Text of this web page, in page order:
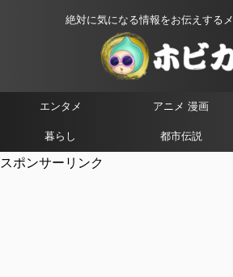
絶対に気になる情報をお伝えする
エンタメ アニメ 漫画
暮らし 都市伝説
スポンサーリンク